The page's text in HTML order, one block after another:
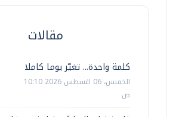
مقالات
كلمة واحدة... تغيّر يوما كاملا
الخميس، 06 اغسطس 2026 10:10
ص